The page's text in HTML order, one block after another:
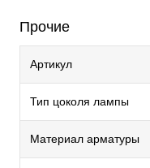
Прочие
Артикул
Тип цоколя лампы
Материал арматуры